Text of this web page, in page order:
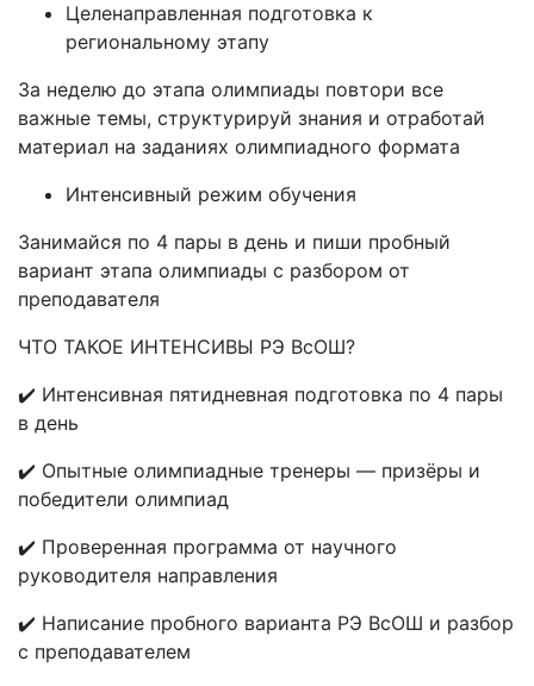
Целенаправленная подготовка к
региональному этапу
За неделю до этапа олимпиады повтори все
важные темы, структурируй знания и отработай
материал на заданиях олимпиадного формата
Интенсивный режим обучения
Занимайся по 4 пары в день и пиши пробный
вариант этапа олимпиады с разбором от
преподавателя
ЧТО ТАКОЕ ИНТЕНСИВЫ РЭ ВсОШ?
✔️ Интенсивная пятидневная подготовка по 4 пары
в день
✔️ Опытные олимпиадные тренеры — призёры и
победители олимпиад
✔️ Проверенная программа от научного
руководителя направления
✔️ Написание пробного варианта РЭ ВсОШ и разбор
с преподавателем